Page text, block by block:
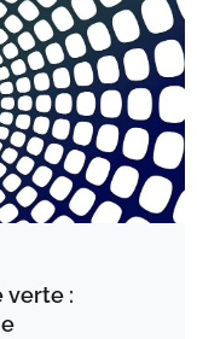
verte :